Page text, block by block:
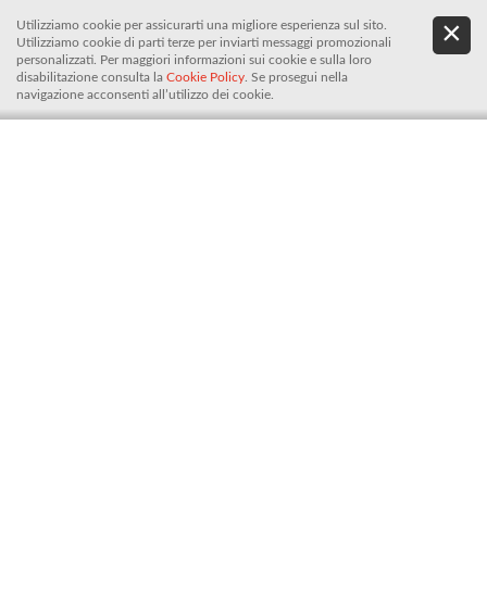
Utilizziamo cookie per assicurarti una migliore esperienza sul sito.
Utilizziamo cookie di parti terze per inviarti messaggi promozionali
personalizzati. Per maggiori informazioni sui cookie e sulla loro
disabilitazione consulta la Cookie Policy . Se prosegui nella
navigazione acconsenti all’utilizzo dei cookie.
De.It